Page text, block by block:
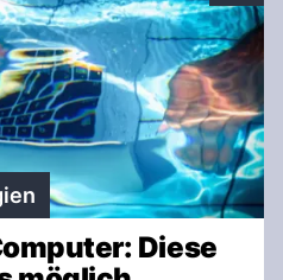
Diese